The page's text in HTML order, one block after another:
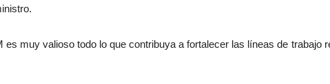
es muy valioso todo lo que contribuya a fortalecer las líneas de trabajo